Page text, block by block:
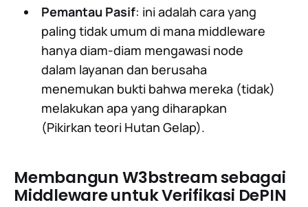
Pemantau Pasif: ini adalah cara yang
paling tidak umum di mana middleware
hanya diam-diam mengawasi node
dalam layanan dan berusaha
menemukan bukti bahwa mereka (tidak)
melakukan apa yang diharapkan
(Pikirkan teori Hutan Gelap).
Membangun W3bstream sebagai
Middleware untuk Verifikasi DePIN